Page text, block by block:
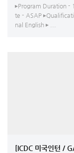
▸Program Duration -
te - ASAP
nal English ▸ ...
[ICDC 미국인턴 /